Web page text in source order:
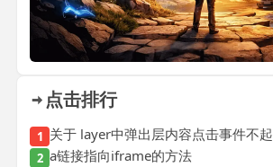
点击排行
1 关于 layer中弹出层内容点击事件不
2 a链接指向iframe的方法